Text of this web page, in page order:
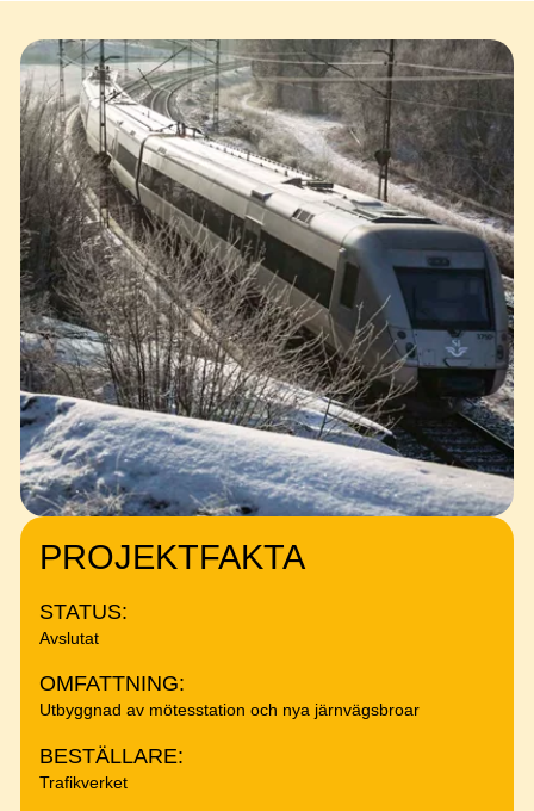
PROJEKTFAKTA
STATUS:
Avslutat
OMFATTNING:
Utbyggnad av mötesstation och nya järnvägsbroar
BESTÄLLARE:
Trafikverket